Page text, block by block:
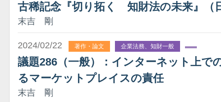
古稀記念『切り拓く 知財法の未来』（
末吉 剛
2024/02/22 著作・論文 企業法務、知財一般
議題286（一般）：インターネット上で
るマーケットプレイスの責任
末吉 剛